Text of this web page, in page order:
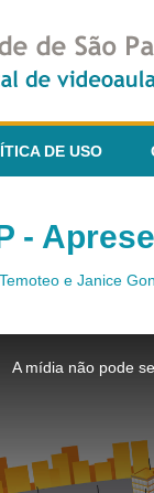
DE USO
-
e Janice
A mídia não pode